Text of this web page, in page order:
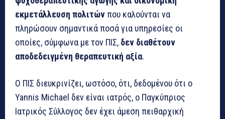
εκμετάλλευση πολιτώνπου καλούνται να
πληρώσουν σημαντικά ποσά για υπηρεσίες οι
οποίες, σύμφωνα με τον ΠΙΣ, δεν διαθέτουν
αποδεδειγμένη θεραπευτική αξία.
Ο ΠΙΣ διευκρινίζει, ωστόσο, ότι, δεδομένου ότι ο
Yannis Michael δεν είναι ιατρός, ο Παγκύπριος
Ιατρικός Σύλλογος δεν έχει άμεση πειθαρχική